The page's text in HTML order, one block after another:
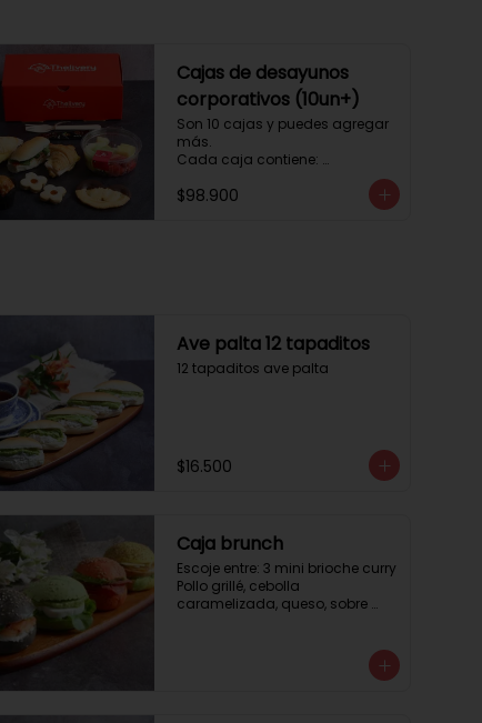
Cajas de desayunos
corporativos (10un+)
Son 10 cajas y puedes agregar
más.
Cada caja contiene:
2 mini croissant jamón queso.
Estos desayunos no los
vendemos por unidad, desde 10
cajas.
$98.900
Ave palta 12 tapaditos
12 tapaditos ave palta
$16.500
Caja brunch
Escoje entre: 3 mini brioche curry
Pollo grillé, cebolla
caramelizada, queso, sobre
Pastrami, lactonesa, tomate y